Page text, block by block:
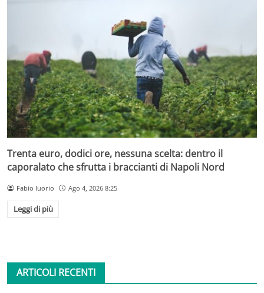
Trenta euro, dodici ore, nessuna scelta: dentro il
caporalato che sfrutta i braccianti di Napoli Nord
Fabio Iuorio Ago 4, 2026 8:25
Leggi di più
ARTICOLI RECENTI